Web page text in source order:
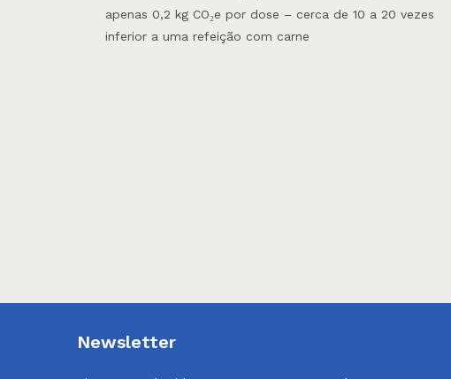
apenas 0,2 kg CO₂e por dose – cerca de 10 a 20 vezes
inferior a uma refeição com carne
Newsletter